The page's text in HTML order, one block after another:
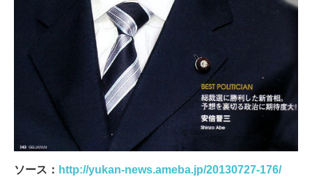
ソース： http://yukan-news.ameba.jp/20130727-176/